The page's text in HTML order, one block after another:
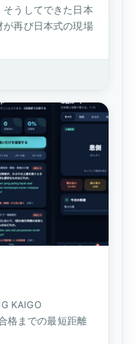
うしてできた日本
再び日本式の現場
KAIGO
格までの最短距離